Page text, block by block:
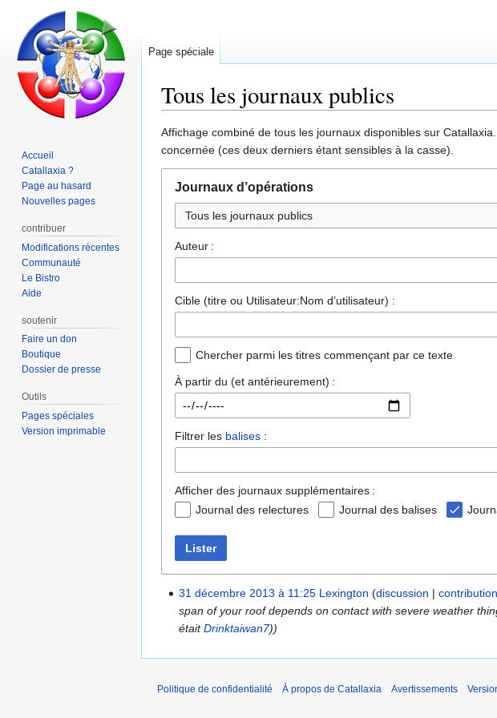
Tous les journaux publics
Aller
à
la
navigation
Aller
à
la
recherche
Affichage combiné de tous les journaux disponibles sur
concernée (ces deux derniers étant sensibles à la casse).
Journaux d’opérations
Auteur :
Cible (titre ou Utilisateur:Nom d’utilisateur) :
Chercher parmi les titres commençant par ce texte
À partir du (et antérieurement) :
Filtrer les balises :
Afficher des journaux supplémentaires :
Journal des relectures
Journal des balises
Lister
31 décembre 2013 à 11:25 Lexington discussion
span of your roof depends on contact with severe weather
étaitDrinktaiwan7))
Page spéciale
Accueil
Catallaxia ?
Page au hasard
Nouvelles pages
contribuer
Modifications récentes
Communauté
Le Bistro
Aide
soutenir
Faire un don
Boutique
Dossier de presse
Outils
Pages spéciales
Version imprimable
Politique de confidentialité À propos de Catallaxia Avertissements